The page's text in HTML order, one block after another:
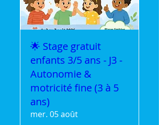
🌟 Stage gratuit
enfants 3/5 ans - J3 -
Autonomie &
motricité fine (3 à 5
ans)
mer. 05 août